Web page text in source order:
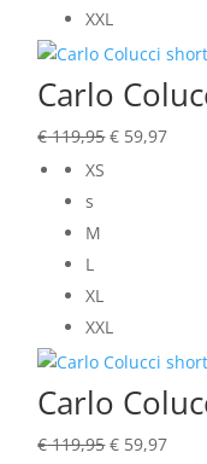
XXL
Carlo
€119,95 € 59,97
XS
s
M
L
XL
XXL
Carlo
€119,95 € 59,97